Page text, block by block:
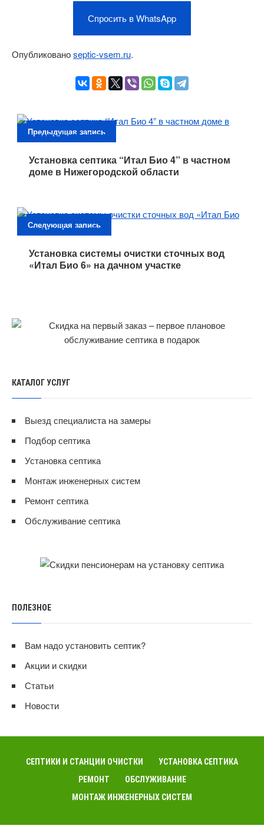
Спросить в WhatsApp
Опубликованоseptic-vsem.ru.
Предыдущая запись
Установка септика “Итал Био 4” в частном
доме в Нижегородской области
Следующая запись
Установка системы очистки сточных вод
«Итал Био 6» на дачном участке
КАТАЛОГ УСЛУГ
Выезд специалиста на замеры
Подбор септика
Установка септика
Монтаж инженерных систем
Ремонт септика
Обслуживание септика
ПОЛЕЗНОЕ
Вам надо установить септик?
Акции и скидки
Статьи
Новости
СЕПТИКИ И СТАНЦИИ ОЧИСТКИ
УСТАНОВКА СЕПТИКА
РЕМОНТ
ОБСЛУЖИВАНИЕ
МОНТАЖ ИНЖЕНЕРНЫХ СИСТЕМ